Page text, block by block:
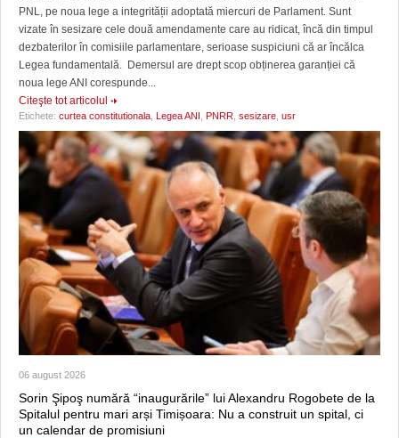
PNL, pe noua lege a integrității adoptată miercuri de Parlament. Sunt
vizate în sesizare cele două amendamente care au ridicat, încă din timpul
dezbaterilor în comisiile parlamentare, serioase suspiciuni că ar încălca
Legea fundamentală. Demersul are drept scop obținerea garanției că
noua lege ANI corespunde...
Citeşte tot articolul
Etichete: curtea constitutionala Legea ANI PNRR sesizare usr
06 august 2026
Sorin Şipoş numără “inaugurările” lui Alexandru Rogobete de la
Spitalul pentru mari arși Timișoara: Nu a construit un spital, ci
un calendar de promisiuni